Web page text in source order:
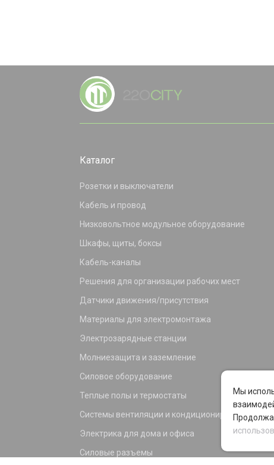
Каталог
Розетки и выключатели
Кабель и провод
Низковольтное модульное оборудование
Шкафы, щиты, боксы
Кабель-каналы
Решения для организации рабочих мест
Датчики движения/присутствия
Материалы для электромонтажа
Электрозарядные станции
Молниезащита и заземление
Силовое оборудование
Теплые полы и термостаты
Системы вентиляции и кондиционирования
Электрика для дома и офиса
Силовые разъемы
Мы